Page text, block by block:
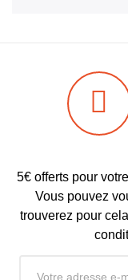
5€ offerts pour
Vous pouvez
trouverez pour